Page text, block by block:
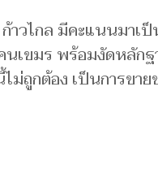
าวไกล มีคะแนนมาเ
เขมร พร้อมงัดหลัก
ม่ถูกต้อง เป็นการขาย